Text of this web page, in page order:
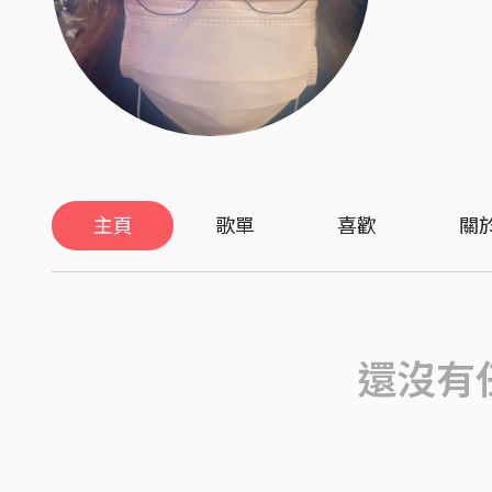
主頁 歌單 喜歡 關
還沒有